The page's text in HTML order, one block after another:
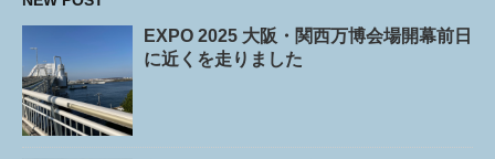
EXPO 2025 大阪・関西万博会場開幕前日
に近くを走りました